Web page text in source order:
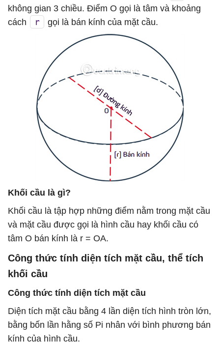
không gian 3 chiều. Điểm O gọi là tâm và khoảng
cách
r gọi là bán kính của mặt cầu.
Khối cầu là gì?
Khối cầu là tập hợp những điểm nằm trong mặt cầu
và mặt cầu được gọi là hình cầu hay khối cầu có
tâm O bán kính là r = OA.
Công thức tính diện tích mặt cầu, thể tích
khối cầu
Công thức tính diện tích mặt cầu
Diện tích mặt cầu bằng 4 lần diện tích hình tròn lớn,
bằng bốn lần hằng số Pi nhân với bình phương bán
kính của hình cầu.